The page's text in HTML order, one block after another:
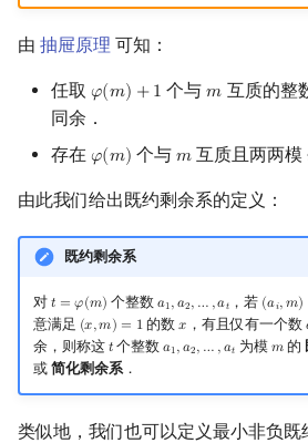
由 抽屉原理 可知：
任取 𝜑(𝑚) +1
φ(m) +1 个与𝑚
m 互质的整
同余．
存在 𝜑(𝑚)
φ(m) 个与 𝑚
m互质且两两模
由此我们给出既约剩余系的定义：
既约剩余系
对 𝑡 = 𝜑(𝑚)
t =φ (m) 个整数 𝑎1,𝑎2, … ,𝑎𝑡
a1,a2,…,a t ，若 (𝑎𝑖,𝑚)
(ai,m)=
意满足 (𝑥,𝑚) = 1
(x,m)= 1 的数𝑥
x ，有且仅有一个数
余，则称这 𝑡t 个整数𝑎1,𝑎2, … ,𝑎𝑡
a1, a2,…,at 为模 𝑚
m的
或 简化剩余系．
类似地，我们也可以定义最小非负既